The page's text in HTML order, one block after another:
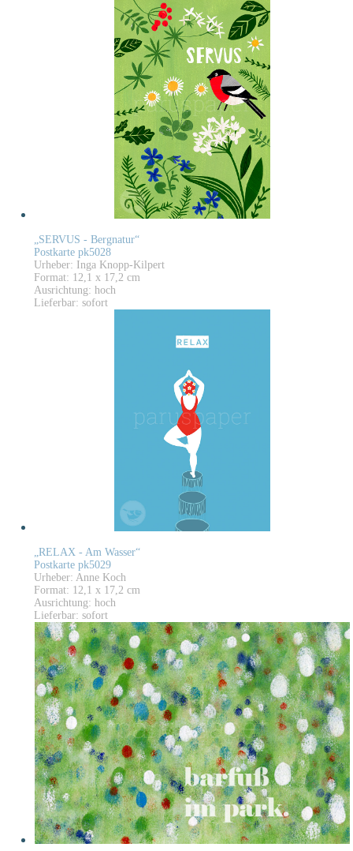
„SERVUS - Bergnatur“
Postkarte pk5028
Urheber: Inga Knopp-Kilpert
Format: 12,1 x 17,2 cm
Ausrichtung: hoch
Lieferbar: sofort
„RELAX - Am Wasser“
Postkarte pk5029
Urheber: Anne Koch
Format: 12,1 x 17,2 cm
Ausrichtung: hoch
Lieferbar: sofort